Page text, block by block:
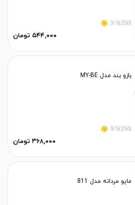
(250)3/5
۵۴۴,۰۰۰ تومان
بازو بند مدل MY-BE
(250)3/5
۳۶۸,۰۰۰ تومان
مایو مردانه مدل 811